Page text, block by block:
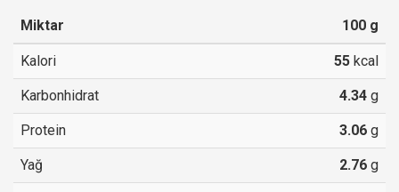
Miktar 100 g
Kalori 55 kcal
Karbonhidrat 4.34 g
Protein 3.06 g
Yağ 2.76 g